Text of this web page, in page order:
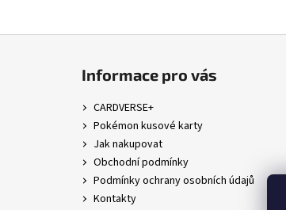
Informace pro vás
CARDVERSE+
Pokémon kusové karty
Jak nakupovat
Obchodní podmínky
Podmínky ochrany osobních údajů
Kontakty